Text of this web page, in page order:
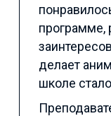
программе,
делает
школе